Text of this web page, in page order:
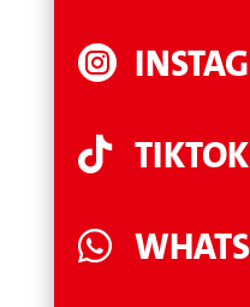

 TIKTOK
